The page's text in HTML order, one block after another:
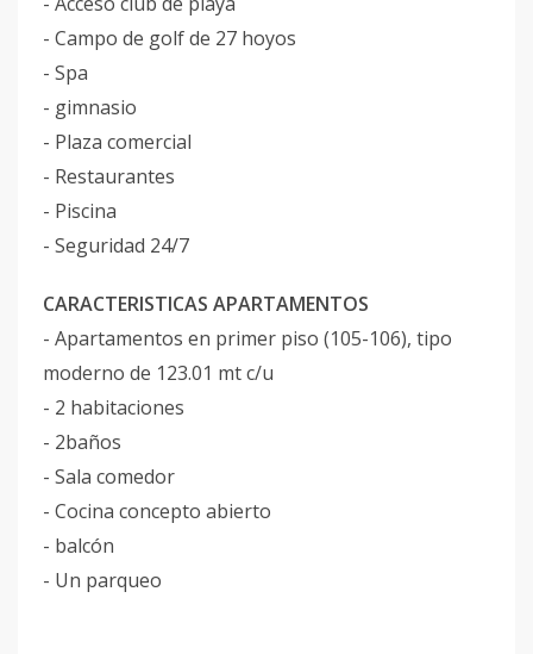
- Campo de golf de 27 hoyos
- Spa
- gimnasio
- Plaza comercial
- Restaurantes
- Piscina
- Seguridad 24/7
CARACTERISTICAS APARTAMENTOS
- Apartamentos en primer piso (105-106), tipo
moderno de 123.01 mt c/u
- 2 habitaciones
- 2baños
- Sala comedor
- Cocina concepto abierto
- balcón
- Un parqueo